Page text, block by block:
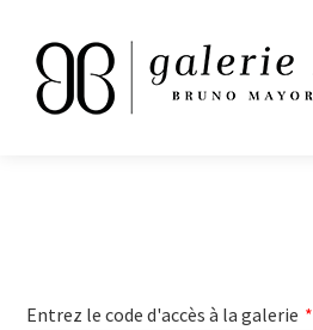
Entrez le code d'accès à la galerie *